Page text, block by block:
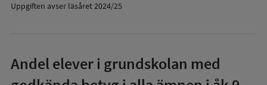
Uppgiften avser läsåret 2024/25
Andel elever i grundskolan med